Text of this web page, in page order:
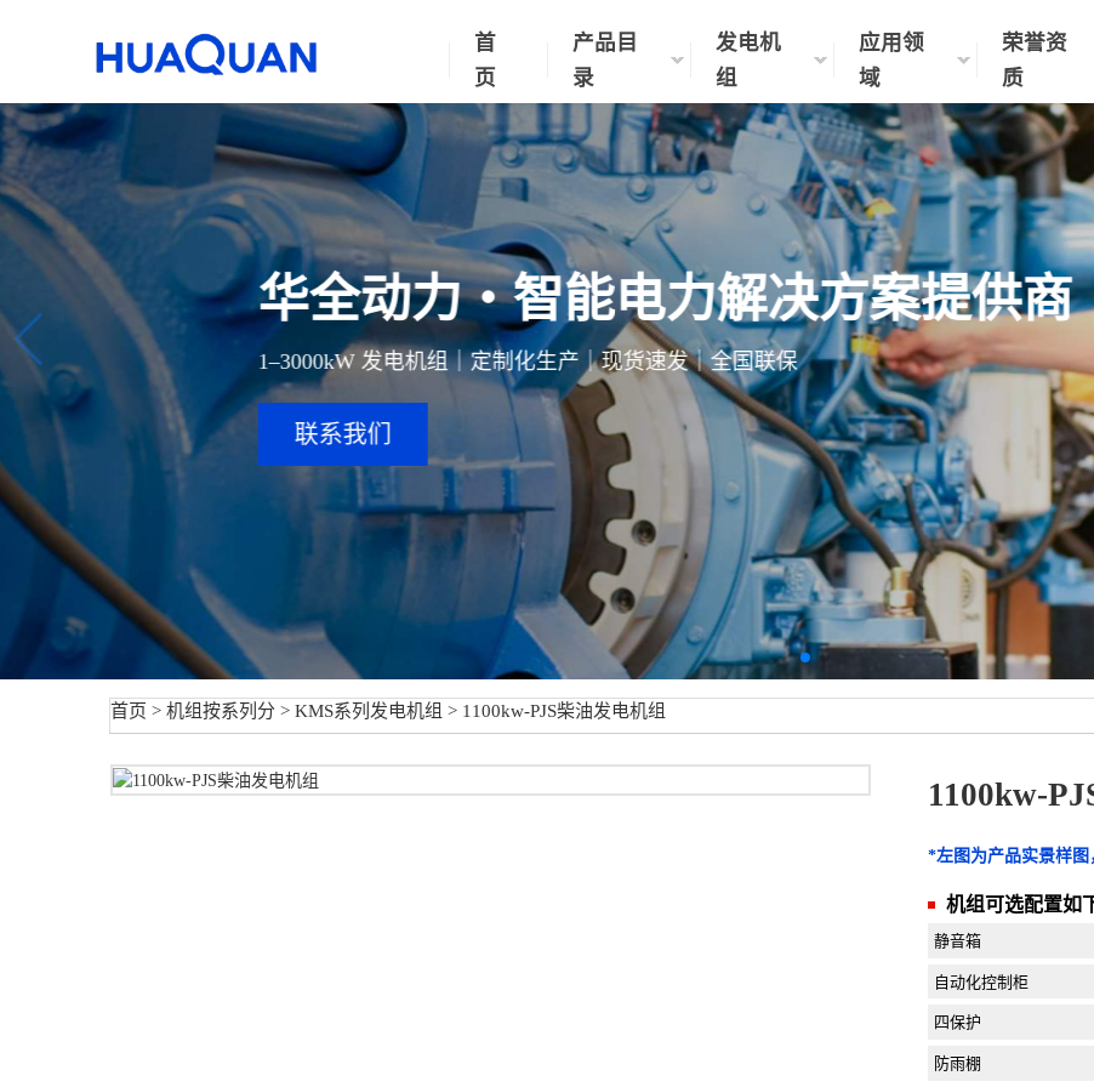
首
页
产品目
录
发电机
组
应用领
域
荣誉资
质
华全动力・智能电力解决方案提供商
1–3000kW 发电机组｜定制化生产｜现货速发｜全国联保
联系我们
首页 > 机组按系列分 > KMS系列发电机组 > 1100kw-PJS柴油发电机组
1100kw-
*左图为产品实景样
机组可选配置如
静音箱
自动化控制柜
四保护
防雨棚